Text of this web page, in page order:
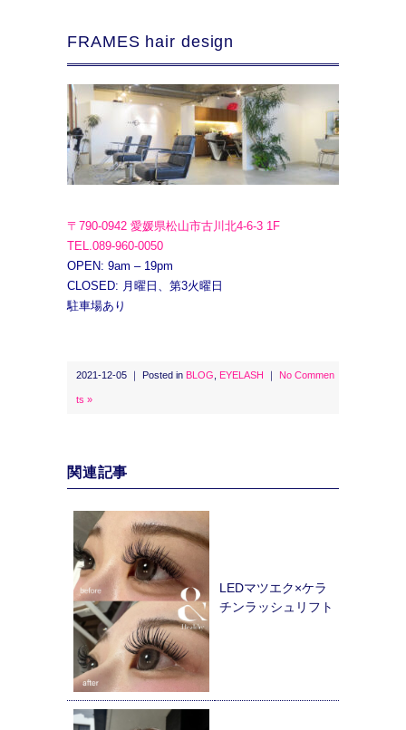
FRAMES hair design
〒790-0942 愛媛県松山市古川北4-6-3 1F
TEL.089-960-0050
OPEN: 9am – 19pm
CLOSED: 月曜日、第3火曜日
駐車場あり
2021-12-05 ｜ Posted in BLOG EYELASH ｜ No Commen
ts »
関連記事
LEDマツエク×ケラ
チンラッシュリフト